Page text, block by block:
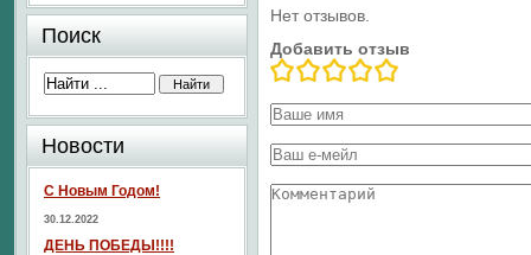
Нет отзывов.
Добавить отзыв
Поиск
Новости
С Новым Годом!
30.12.2022
ДЕНЬ ПОБЕДЫ!!!!